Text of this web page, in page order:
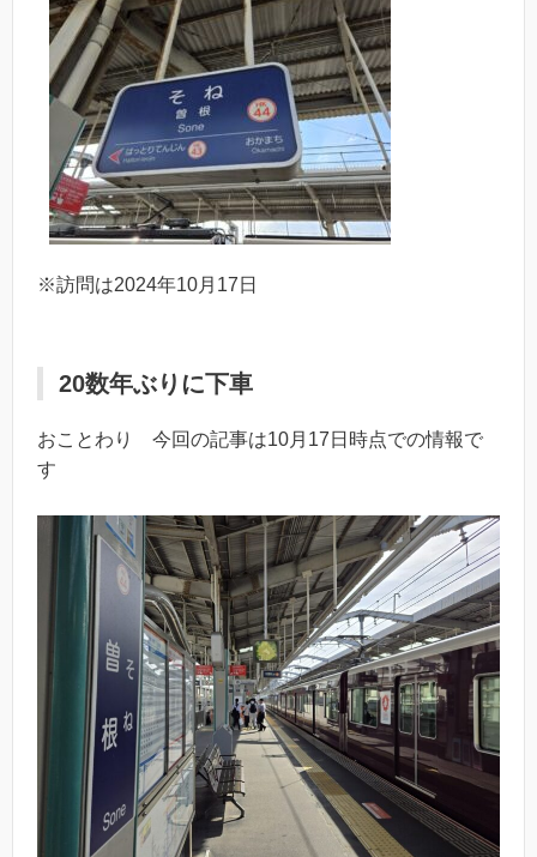
※訪問は2024年10月17日
20数年ぶりに下車
おことわり 今回の記事は10月17日時点での情報で
す